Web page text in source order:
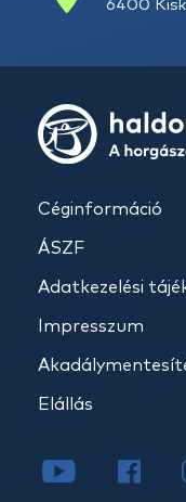
6400
Céginformáció
ÁSZF
Adatkezelési
Impresszum
Elállás